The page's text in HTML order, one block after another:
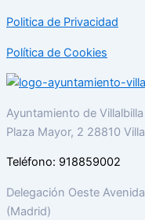
Politica de Privacidad
Política de Cookies
Ayuntamiento de Villalbilla
Plaza Mayor, 2 28810
Teléfono: 918859002
Delegación Oeste
(Madrid)